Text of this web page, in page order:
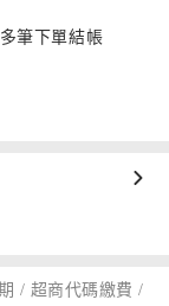
筆下單結帳
/ 超商代碼繳費 /